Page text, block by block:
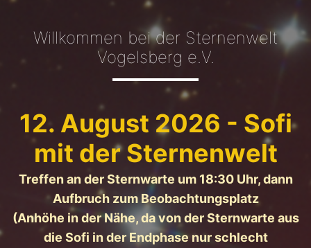
Willkommen bei der Sternenwelt
Vogelsberg e.V.
12. August 2026 - Sofi
mit der Sternenwelt
Treffen an der Sternwarte um 18:30 Uhr, dann
Aufbruch zum Beobachtungsplatz
(Anhöhe in der Nähe, da von der Sternwarte aus
die Sofi in der Endphase nur schlecht